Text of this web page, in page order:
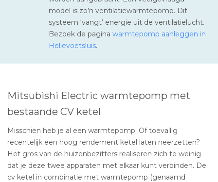
model is zo’n ventilatiewarmtepomp. Dit
systeem ‘vangt’ energie uit de ventilatielucht.
Bezoek de pagina warmtepomp aanleggen in
Hellevoetsluis.
Mitsubishi Electric warmtepomp met
bestaande CV ketel
Misschien heb je al een warmtepomp. Of toevallig
recentelijk een hoog rendement ketel laten neerzetten?
Het gros van de huizenbezitters realiseren zich te weinig
dat je deze twee apparaten met elkaar kunt verbinden. De
cv ketel in combinatie met warmtepomp (genaamd